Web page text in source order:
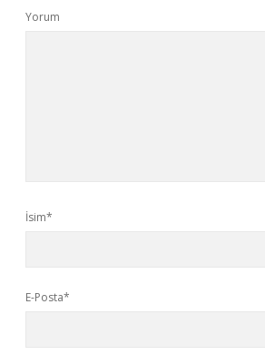
Yorum
İsim*
E-Posta*